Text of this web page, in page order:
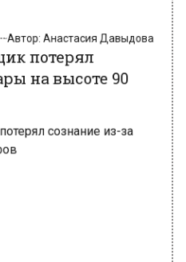
на высоте 90